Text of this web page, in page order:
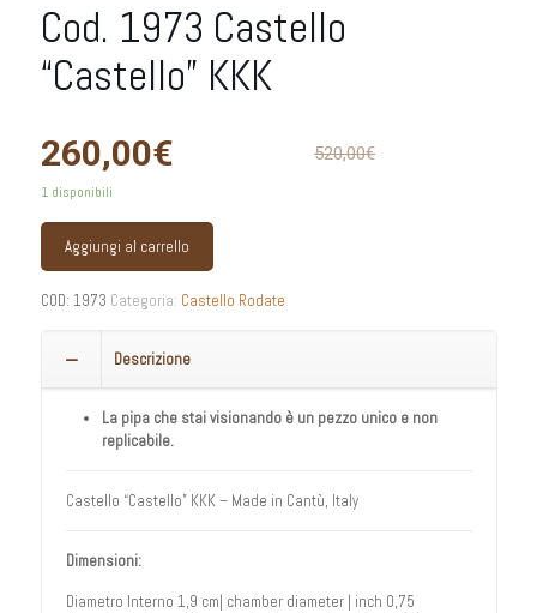
Cod. 1973 Castello
“Castello” KKK
520,00€
260,00€
1 disponibili
Aggiungi al carrello
COD: 1973 Categoria: Castello Rodate
Descrizione
La pipa che stai visionando è un pezzo unico e non
replicabile.
Castello “Castello” KKK – Made in Cantù, Italy
Dimensioni:
Diametro Interno 1,9 cm| chamber diameter | inch 0,75